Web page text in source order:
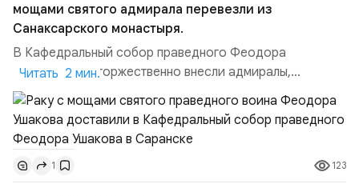
мощами святого адмирала перевезли из
Санаксарского монастыря.
В Кафедральный собор праведного Феодора
Ушакова раку торжественно внесли адмиралы,
участвовавшие в канонизации святого праведного
воина Феодора Ушакова 25 лет назад:Адмирал
Владимир Прокофьевич Валуев, командующий
Балтийским флотом ВМФ России (2001–2006
гг.);Адмирал Владимир Петрович Комоедов,
командующий Черноморским флотом ВМФ России
Читать 2 мин.
1 123